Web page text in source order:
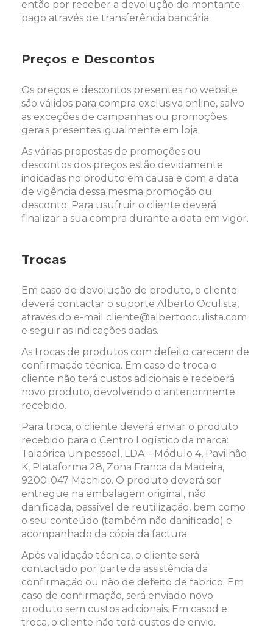
então por receber a devolução do montante
pago através de transferência bancária.
Preços e Descontos
Os preços e descontos presentes no website
são válidos para compra exclusiva online, salvo
as exceções de campanhas ou promoções
gerais presentes igualmente em loja.
As várias propostas de promoções ou
descontos dos preços estão devidamente
indicadas no produto em causa e com a data
de vigência dessa mesma promoção ou
desconto. Para usufruir o cliente deverá
finalizar a sua compra durante a data em vigor.
Trocas
Em caso de devolução de produto, o cliente
deverá contactar o suporte Alberto Oculista,
através do e-mail cliente@albertooculista.com
e seguir as indicações dadas.
As trocas de produtos com defeito carecem de
confirmação técnica. Em caso de troca o
cliente não terá custos adicionais e receberá
novo produto, devolvendo o anteriormente
recebido.
Para troca, o cliente deverá enviar o produto
recebido para o Centro Logístico da marca:
Talaórica Unipessoal, LDA – Módulo 4, Pavilhão
K, Plataforma 28, Zona Franca da Madeira,
9200-047 Machico. O produto deverá ser
entregue na embalagem original, não
danificada, passível de reutilização, bem como
o seu conteúdo (também não danificado) e
acompanhado da cópia da factura.
Após validação técnica, o cliente será
contactado por parte da assistência da
confirmação ou não de defeito de fabrico. Em
caso de confirmação, será enviado novo
produto sem custos adicionais. Em casod e
troca, o cliente não terá custos de envio.